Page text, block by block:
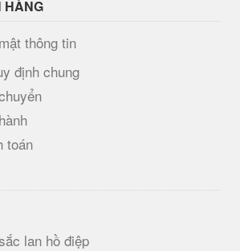
HÀNG
thông tin
định chung
toán
lan hồ điệp